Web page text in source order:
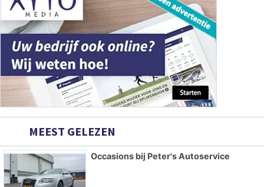
MEEST GELEZEN
Occasions bij Peter's Autoservice